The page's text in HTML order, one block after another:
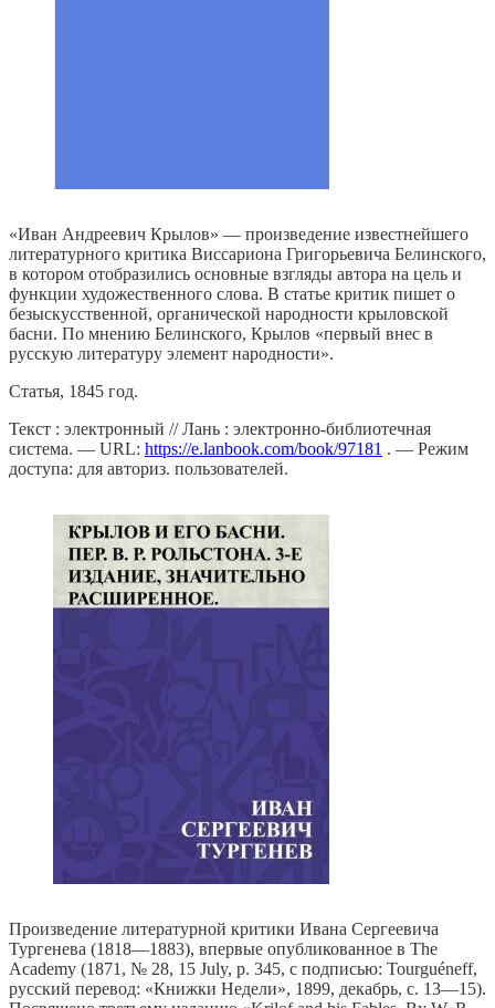
«Иван Андреевич Крылов» — произведение известнейшего
литературного критика Виссариона Григорьевича Белинского,
в котором отобразились основные взгляды автора на цель и
функции художественного слова. В статье критик пишет о
безыскусственной, органической народности крыловской
басни. По мнению Белинского, Крылов «первый внес в
русскую литературу элемент народности».
Статья, 1845 год.
Текст : электронный // Лань : электронно-библиотечная
система. — URL: https://e.lanbook.com/book/97181 . — Режим
доступа: для авториз. пользователей.
Произведение литературной критики Ивана Сергеевича
Тургенева (1818—1883), впервые опубликованное в The
Academy (1871, № 28, 15 July, p. 345, с подписью: Tourguéneff,
русский перевод: «Книжки Недели», 1899, декабрь, с. 13—15).